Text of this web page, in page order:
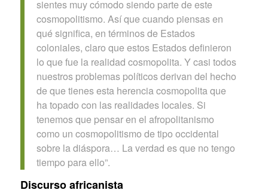
sientes muy cómodo siendo parte de este
cosmopolitismo. Así que cuando piensas en
qué significa, en términos de Estados
coloniales, claro que estos Estados definieron
lo que fue la realidad cosmopolita. Y casi todos
nuestros problemas políticos derivan del hecho
de que tienes esta herencia cosmopolita que
ha topado con las realidades locales. Si
tenemos que pensar en el afropolitanismo
como un cosmopolitismo de tipo occidental
sobre la diáspora… La verdad es que no tengo
tiempo para ello”.
Discurso africanista